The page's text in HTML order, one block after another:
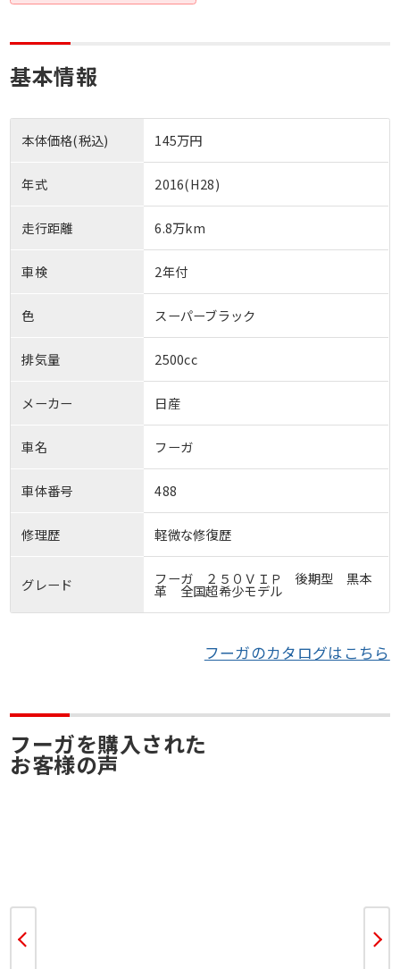
基本情報
本体価格(税込) 145万円
年式 2016(H28)
走行距離 6.8万km
車検 2年付
色 スーパーブラック
排気量 2500cc
メーカー 日産
車名 フーガ
車体番号 488
修理歴 軽微な修復歴
グレード フーガ ２５０ＶＩＰ 後期型 黒本
革 全国超希少モデル
フーガのカタログはこちら
フーガを購入された
お客様の声